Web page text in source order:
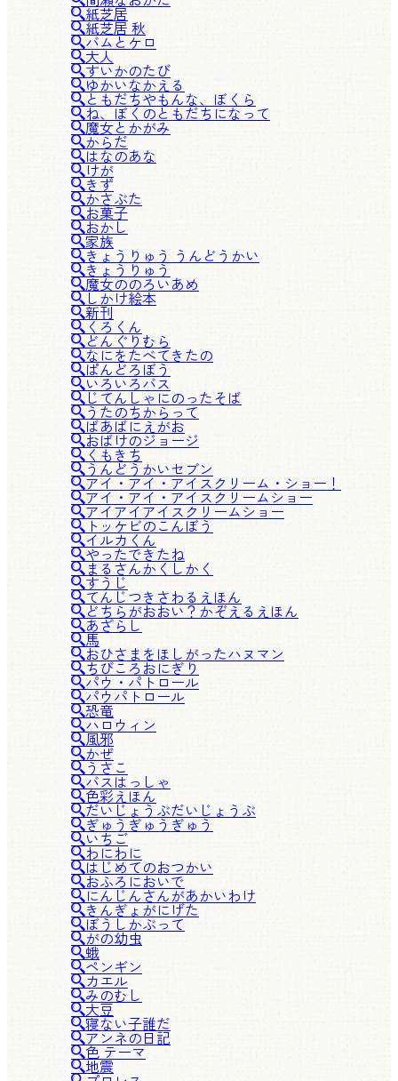
紙芝居
紙芝居 秋
バムとケロ
大人
すいかのたび
ゆかいなかえる
ともだちやもんな、ぼくら
ね、ぼくのともだちになって
魔女とかがみ
からだ
はなのあな
けが
きず
かさぶた
お菓子
おかし
家族
きょうりゅう うんどうかい
きょうりゅう
魔女ののろいあめ
しかけ絵本
新刊
くろくん
どんぐりむら
なにをたべてきたの
ぱんどろぼう
いろいろバス
じてんしゃにのったそば
うたのちからって
ばあばにえがお
おばけのジョージ
くもきち
うんどうかいセブン
アイ・アイ・アイスクリーム・ショー！
アイ・アイ・アイスクリームショー
アイアイアイスクリームショー
トッケビのこんぼう
イルカくん
やったできたね
まるさんかくしかく
すうじ
てんじつきさわるえほん
どちらがおおい？かぞえるえほん
あざらし
馬
おひさまをほしがったハヌマン
ちびころおにぎり
パウ・パトロール
パウパトロール
恐竜
ハロウィン
風邪
かぜ
うさこ
バスはっしゃ
色彩えほん
だいじょうぶだいじょうぶ
ぎゅうぎゅうぎゅう
いちご
わにわに
はじめてのおつかい
おふろにおいで
にんじんさんがあかいわけ
きんぎょがにげた
ぼうしかぶって
がの幼虫
蛾
ペンギン
カエル
みのむし
大豆
寝ない子誰だ
アンネの日記
色 テーマ
地震